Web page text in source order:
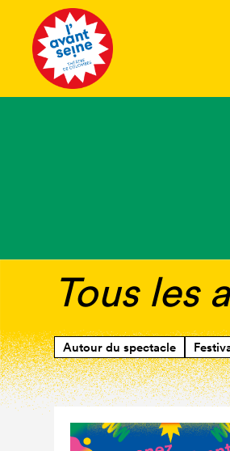
Tous les
Autour du spectacle